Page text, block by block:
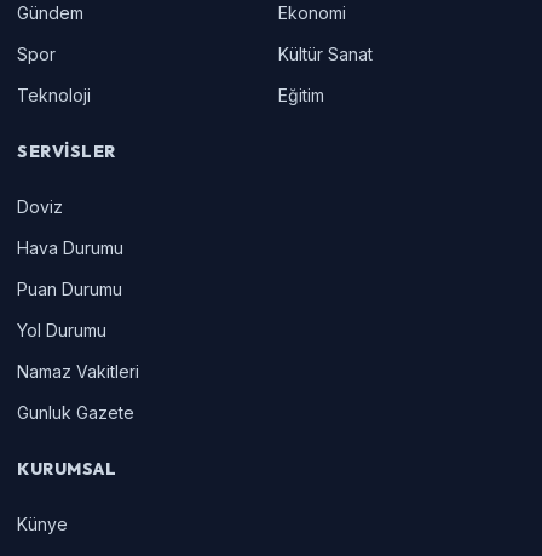
Gündem
Ekonomi
Spor
Kültür Sanat
Teknoloji
Eğitim
SERVISLER
Doviz
Hava Durumu
Puan Durumu
Yol Durumu
Namaz Vakitleri
Gunluk Gazete
KURUMSAL
Künye